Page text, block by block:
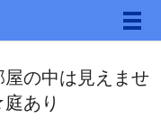
メ
の中は見えませ
あり